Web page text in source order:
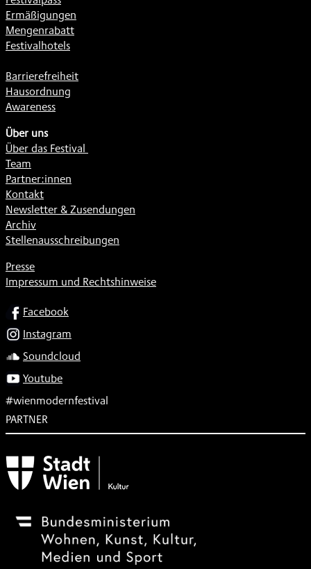
Ermäßigungen
Mengenrabatt
Festivalhotels
Barrierefreiheit
Hausordnung
Awareness
Über uns
Über das Festival
Team
Partner:innen
Kontakt
Newsletter & Zusendungen
Archiv
Stellenausschreibungen
Presse
Impressum und Rechtshinweise
SOCIALFacebook
Instagram
Soundcloud
Youtube
#wienmodernfestival
PARTNER
Subventionsgeber